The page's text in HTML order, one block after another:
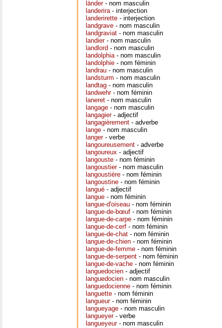
länder- nom masculin
landerira- interjection
landerirette - interjection
landgrave - nom masculin
landgraviat - nom masculin
landier- nom masculin
landlord - nom masculin
landolphia- nom masculin
landolphie - nom féminin
landrau - nom masculin
landsturm - nom masculin
landtag - nom masculin
landwehr- nom féminin
laneret - nom masculin
langage - nom masculin
langagier- adjectif
langagièrement - adverbe
lange - nom masculin
langer- verbe
langoureusement - adverbe
langoureux - adjectif
langouste - nom féminin
langoustier- nom masculin
langoustière - nom féminin
langoustine - nom féminin
langué - adjectif
langue - nom féminin
langue-d'oiseau - nom féminin
langue-de-bœuf - nom féminin
langue-de-carpe - nom féminin
langue-de-cerf - nom féminin
langue-de-chat - nom féminin
langue-de-chien - nom féminin
langue-de-femme - nom féminin
langue-de-serpent - nom féminin
langue-de-vache - nom féminin
languedocien - adjectif
languedocien - nom masculin
languedocienne - nom féminin
languette - nom féminin
langueur- nom féminin
langueyage - nom masculin
langueyer- verbe
langueyeur- nom masculin